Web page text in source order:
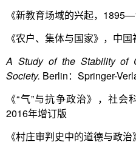
《新教育场域的兴起，
《农户、集体与国家》，中
A Study of the Stability of
Society. Berlin：Springer-
《“气”与抗争政治》，社会
2016年增订版
《村庄审判史中的道德与政